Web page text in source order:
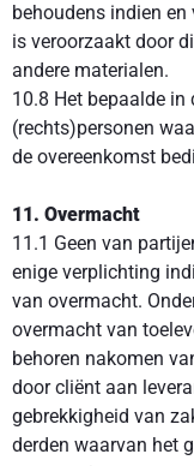
behoudens indien
is veroorzaakt door
andere materialen.
10.8 Het bepaalde
(rechts)personen
de overeenkomst
11. Overmacht
11.1 Geen van
enige verplichting
van overmacht.
overmacht van
behoren nakomen
door cliënt aan
gebrekkigheid van
derden waarvan het